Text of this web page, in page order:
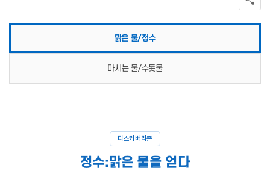
맑은 물/정수
마시는 물/수돗물
디스커버리존
정수:맑은 물을 얻다